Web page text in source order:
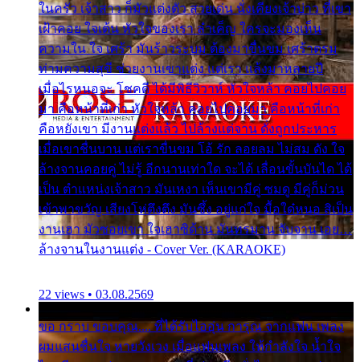
ในครัว เจ้าสาว ก็มัวแต่งตัว สวยเด่น นั่งเคียงเจ้าบ่าว ที่เขา
เฝ้าคอย ใจเต้น หัวใจของเรา ลำเค็ญ ใครจะมองเห็น
ความใน ใจ เศร้า มันร้าวระบม ต้องมาขื่นขม เศร้าตรม
ท่ามความสุขี ช่วยงานเขาแต่ง แต่เรา แล้งมาหลายปี
เมื่อไรหนอจะ โชคดี ได้มีพิธีวิวาห์ หัวใจหล้า คอยไปคอย
มา คือหน้าที่เก่า หัวใจหล้า คอยไปคอยมา คือหน้าที่เก่า
คือหยังเขา มีงานแต่งแล้ว ไปล้างแต่จาน ดั่งถูกประหาร
เมื่อเขาชื่นบาน แต่เราขื่นขม โอ้ รัก ลอยลม ไม่สม ดัง ใจ
ล้างจานคอยคู่ ไม่รู้ อีกนานเท่าใด จะได้ เลื่อนขั้นบันได ได้
เป็น ตำแหน่งเจ้าสาว มันเหงา เห็นเขามีคู่ ซมดู มีคู่ก็ม่วน
เข้าพาขวัญ เสียงโห่ตึงตึง มันซึ้ง อยู่แก่ใจ มื้อใด๋หนอ สิเป็น
งานเฮา มัวซอยเขา ใจเฮาซิด้าน มันทรมาน จับจาน เอย…
ล้างจานในงานแต่ง - Cover Ver. (KARAOKE)
22 views • 03.08.2569
ขอ กราบ ขอบคุณ.... ที่ได้รับไออุ่น การุณ จากแฟน เพลง
ผมแสนชื่นใจ หายวังเวง เมื่อแฟนเพลง ให้กำลังใจ น้ำใจ